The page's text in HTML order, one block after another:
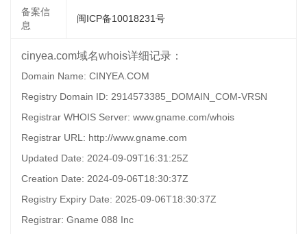
备案信
息
闽ICP备10018231号
cinyea.com域名whois详细记录：
Domain Name: CINYEA.COM
Registry Domain ID: 2914573385_DOMAIN_COM-VRSN
Registrar WHOIS Server: www.gname.com/whois
Registrar URL: http://www.gname.com
Updated Date: 2024-09-09T16:31:25Z
Creation Date: 2024-09-06T18:30:37Z
Registry Expiry Date: 2025-09-06T18:30:37Z
Registrar: Gname 088 Inc